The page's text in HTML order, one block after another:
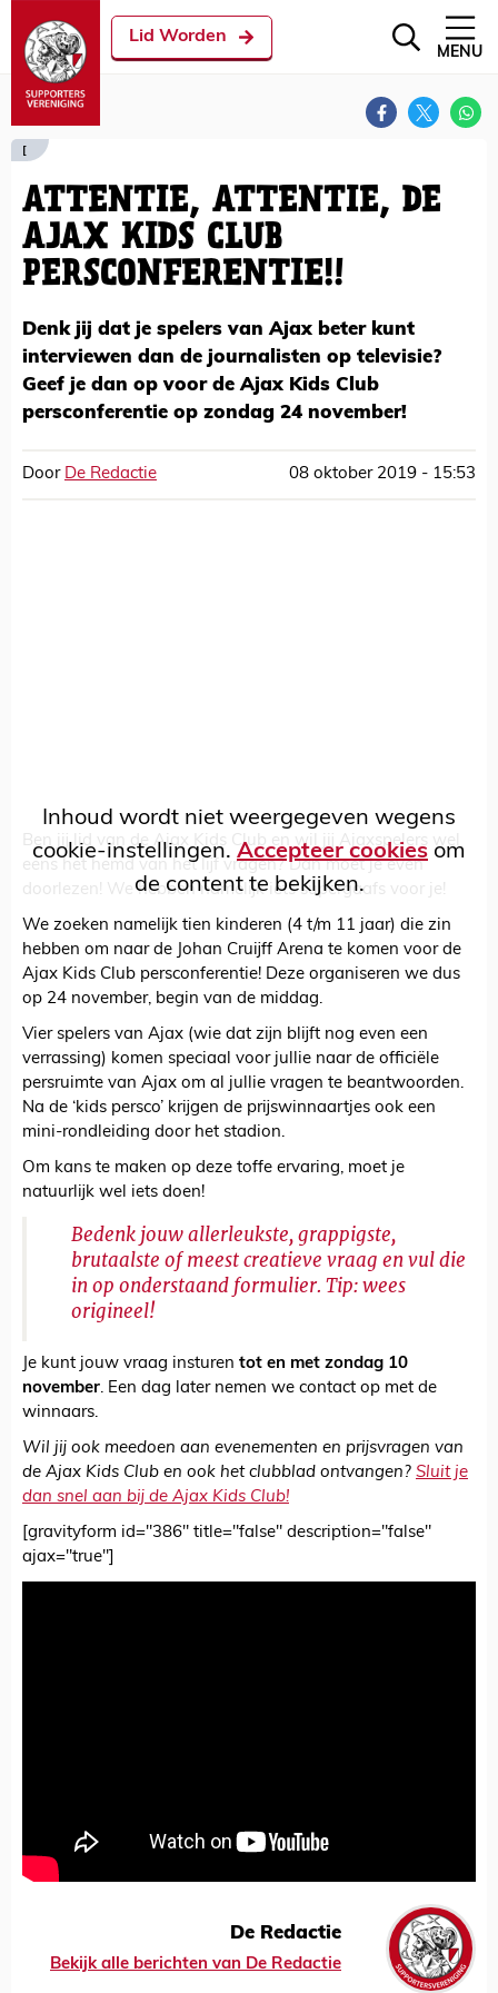
Lid Worden
MENU
[
ATTENTIE, ATTENTIE, DE
AJAX KIDS CLUB
PERSCONFERENTIE!!
Denk jij dat je spelers van Ajax beter kunt
interviewen dan de journalisten op televisie?
Geef je dan op voor de Ajax Kids Club
persconferentie op zondag 24 november!
Door De Redactie 08 oktober 2019 - 15:53
Inhoud wordt niet weergegeven wegens
cookie-instellingen. Accepteer cookies om
de content te bekijken.
Ben jij lid van de Ajax Kids Club en wil jij Ajaxspelers wel
eens het hemd van het lijf vragen? Dan moet je even
doorlezen! We hebben namelijk iets supergaafs voor je!
We zoeken namelijk tien kinderen (4 t/m 11 jaar) die zin
hebben om naar de Johan Cruijff Arena te komen voor de
Ajax Kids Club persconferentie! Deze organiseren we dus
op 24 november, begin van de middag.
Vier spelers van Ajax (wie dat zijn blijft nog even een
verrassing) komen speciaal voor jullie naar de officiële
persruimte van Ajax om al jullie vragen te beantwoorden.
Na de ‘kids persco’ krijgen de prijswinnaartjes ook een
mini-rondleiding door het stadion.
Om kans te maken op deze toffe ervaring, moet je
natuurlijk wel iets doen!
Bedenk jouw allerleukste, grappigste,
brutaalste of meest creatieve vraag en vul die
in op onderstaand formulier. Tip: wees
origineel!
Je kunt jouw vraag insturen tot en met zondag 10
november. Een dag later nemen we contact op met de
winnaars.
Wil jij ook meedoen aan evenementen en prijsvragen van
de Ajax Kids Club en ook het clubblad ontvangen? Sluit je
dan snel aan bij de Ajax Kids Club!
[gravityform id="386" title="false" description="false"
ajax="true"]
De Redactie
Bekijk alle berichten van De Redactie